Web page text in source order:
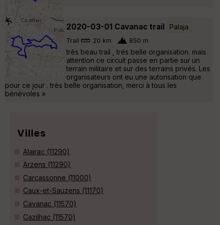
2020-03-01 Cavanac trail Palaja
Trail 20 km 850 m
très beau trail , trés belle organisation. mais
attention ce circuit passe en partie sur un
terrain militaire et sur des terrains privés. Les
organisateurs ont eu une autorisation que
pour ce jour . trés belle organisation, merci à tous les
bénévoles »
Villes
Alairac (11290)
Arzens (11290)
Carcassonne (11000)
Caux-et-Sauzens (11170)
Cavanac (11570)
Cazilhac (11570)